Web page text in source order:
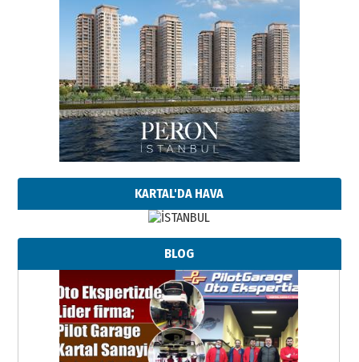
KARTAL'DA HAVA
BLOG